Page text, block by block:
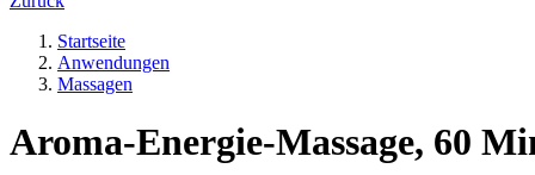
Startseite
Anwendungen
Massagen
Aroma-Energie-Massage, 60